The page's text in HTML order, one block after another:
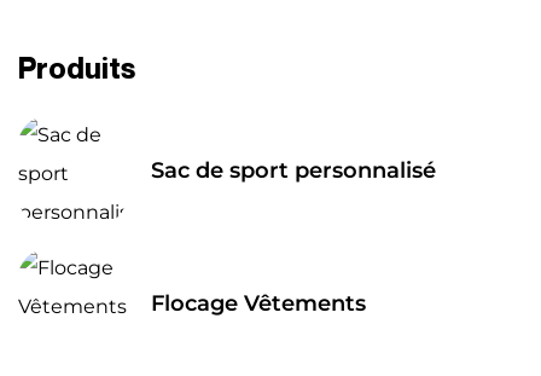
Produits
Sac de sport personnalisé
Flocage Vêtements